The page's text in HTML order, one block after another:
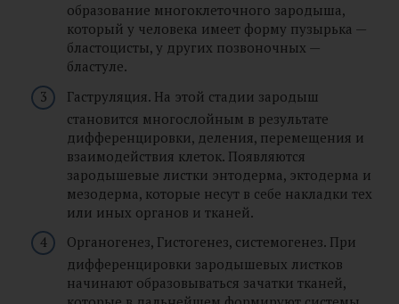
образование многоклеточного зародыша,
который у человека имеет форму пузырька —
бластоцисты, у других позвоночных —
бластуле.
Гаструляция. На этой стадии зародыш
становится многослойным в результате
дифференцировки, деления, перемещения и
взаимодействия клеток. Появляются
зародышевые листки энтодерма, эктодерма и
мезодерма, которые несут в себе накладки тех
или иных органов и тканей.
Органогенез, Гистогенез, системогенез. При
дифференцировки зародышевых листков
начинают образовываться зачатки тканей,